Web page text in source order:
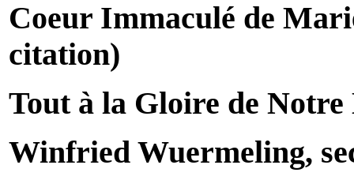
Coeur Immaculé de
citation)
Tout à la Gloire de Notre
Winfried Wuermeling,